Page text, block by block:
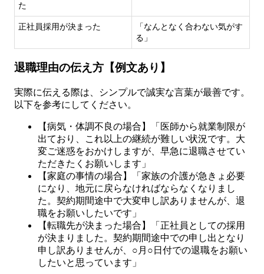
た
正社員採用が決まった
「なんとなく合わない気がす
る」
退職理由の伝え方【例文あり】
実際に伝える際は、シンプルで誠実な言葉が最善です。
以下を参考にしてください。
【病気・体調不良の場合】「医師から就業制限が
出ており、これ以上の継続が難しい状況です。大
変ご迷惑をおかけしますが、早急に退職させてい
ただきたくお願いします」
【家庭の事情の場合】「家族の介護が急きょ必要
になり、地元に戻らなければならなくなりまし
た。契約期間途中で大変申し訳ありませんが、退
職をお願いしたいです」
【転職先が決まった場合】「正社員としての採用
が決まりました。契約期間途中での申し出となり
申し訳ありませんが、○月○日付での退職をお願い
したいと思っています」